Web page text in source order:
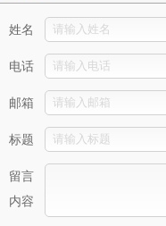
姓名
电话
邮箱
标题
留言
内容